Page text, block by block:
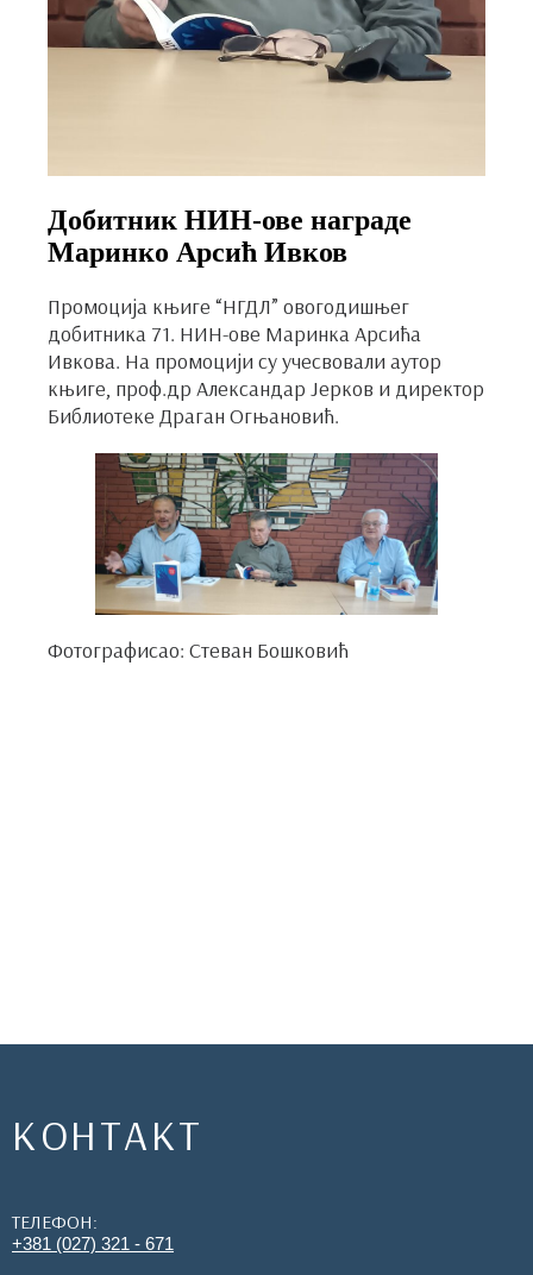
Добитник НИН-ове награде
Маринко Арсић Ивков
Промоција књиге “НГДЛ” овогодишњег
добитника 71. НИН-ове Маринка Арсића
Ивкова. На промоцији су учесвовали аутор
књиге, проф.др Александар Јерков и директор
Библиотеке Драган Огњановић.
Фотографисао: Стеван Бошковић
КОНТАКТ
ТЕЛЕФОН:
+381 (027) 321 - 671